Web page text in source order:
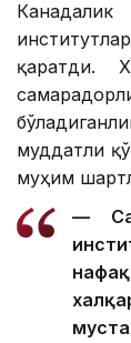
қаратди.
муддатли
муҳим
—